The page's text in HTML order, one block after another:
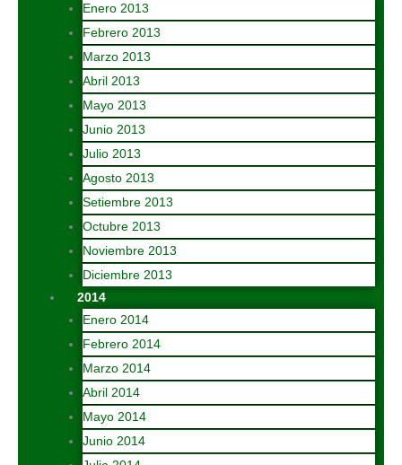
Enero 2013
Febrero 2013
Marzo 2013
Abril 2013
Mayo 2013
Junio 2013
Julio 2013
Agosto 2013
Setiembre 2013
Octubre 2013
Noviembre 2013
Diciembre 2013
2014
Enero 2014
Febrero 2014
Marzo 2014
Abril 2014
Mayo 2014
Junio 2014